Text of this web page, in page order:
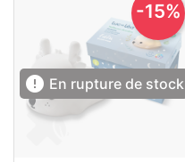
 En rupture de stock
-15%